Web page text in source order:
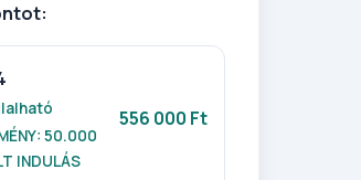
50.000
INDULÁS
556 000 Ft